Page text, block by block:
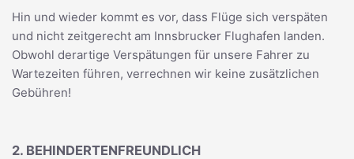
Hin und wieder kommt es vor, dass Flüge sich verspäten
und nicht zeitgerecht am Innsbrucker Flughafen landen.
Obwohl derartige Verspätungen für unsere Fahrer zu
Wartezeiten führen, verrechnen wir keine zusätzlichen
Gebühren!
2. BEHINDERTENFREUNDLICH